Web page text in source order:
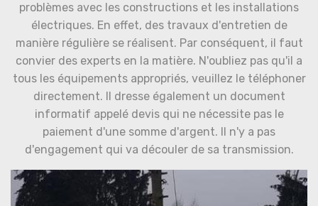
problèmes avec les constructions et les installations
électriques. En effet, des travaux d'entretien de
manière régulière se réalisent. Par conséquent, il faut
convier des experts en la matière. N'oubliez pas qu'il a
tous les équipements appropriés, veuillez le téléphoner
directement. Il dresse également un document
informatif appelé devis qui ne nécessite pas le
paiement d'une somme d'argent. Il n'y a pas
d'engagement qui va découler de sa transmission.